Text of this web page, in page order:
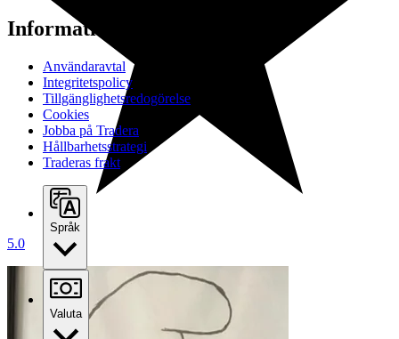
5.0
Information
Användaravtal
Integritetspolicy
Tillgänglighetsredogörelse
Cookies
Jobba på Tradera
Hållbarhetsstrategi
Traderas frakt
Språk
Valuta